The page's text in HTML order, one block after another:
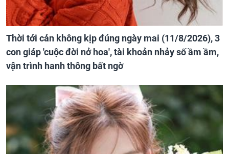
Thời tới cản không kịp đúng ngày mai (11/8/2026), 3
con giáp 'cuộc đời nở hoa', tài khoản nhảy số ầm ầm,
vận trình hanh thông bất ngờ